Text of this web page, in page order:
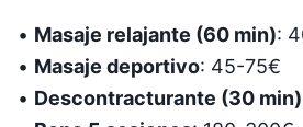
• Masaje relajante (60 min):
• Masaje deportivo: 45-75€
• Descontracturante (30 min)